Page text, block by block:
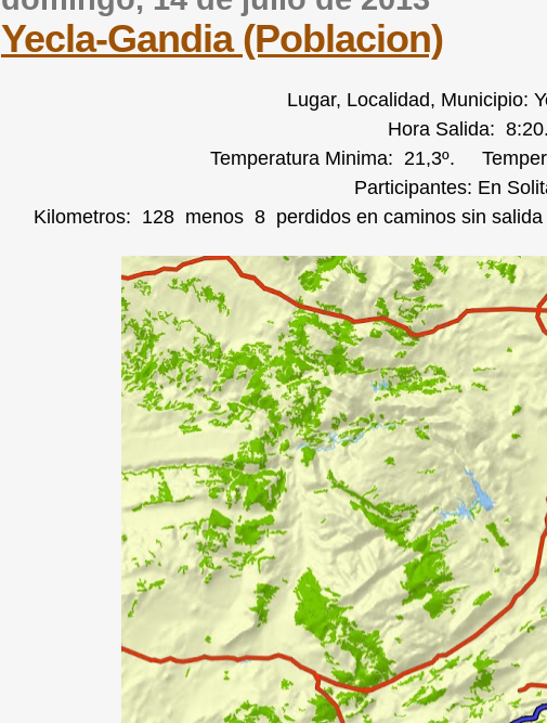
Yecla-Gandia (Poblacion)
Lugar, Localidad, Municipio:
Hora Salida: 8:20.
Temperatura Minima: 21,3º.
Participantes: En
Kilometros: 128 menos 8 perdidos en caminos sin salida